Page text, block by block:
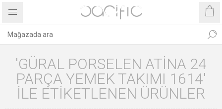
'GÜRAL PORSELEN ATINA 24
PARÇA YEMEK TAKIMI 1614'
ILE ETIKETLENEN ÜRÜNLER